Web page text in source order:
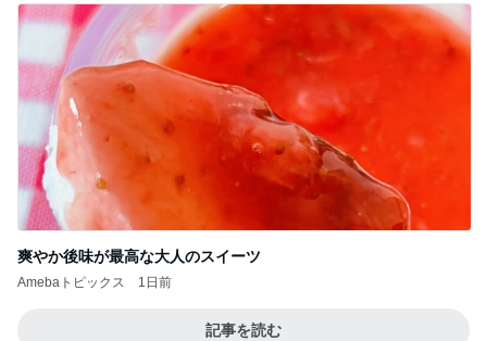
爽やか後味が最高な大人のスイーツ
Amebaトピックス 1日前
記事を読む